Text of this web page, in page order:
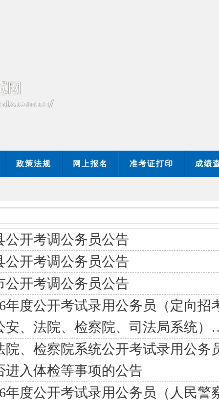
政策法规 网上报名 准考证打印 成绩
公开考调公务员公告
公开考调公务员公告
公开考调公务员公告
年度公开考试录用公务员（定向招
安、法院、检察院、司法局系统
院、检察院系统公开考试录用公务
进入体检等事项的公告
年度公开考试录用公务员（人民警